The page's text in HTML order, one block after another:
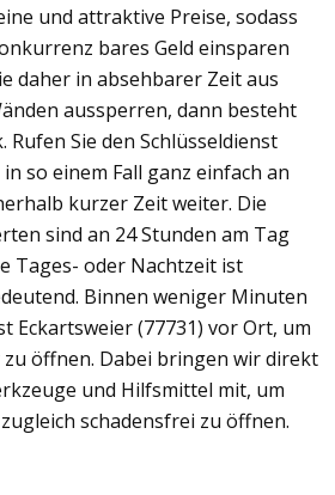
und attraktive Preise, sodass
bares Geld einsparen
daher in absehbarer Zeit aus
aussperren, dann besteht
Rufen Sie den Schlüsseldienst
so einem Fall ganz einfach an
kurzer Zeit weiter. Die
sind an 24 Stunden am Tag
Tages- oder Nachtzeit ist
Binnen weniger Minuten
Eckartsweier (77731) vor Ort, um
öffnen. Dabei bringen wir direkt
und Hilfsmittel mit, um
schadensfrei zu öffnen.